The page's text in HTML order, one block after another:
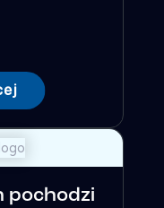
pochodzi